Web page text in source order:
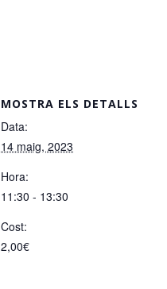
MOSTRA ELS DETALLS
Data:
14 maig, 2023
Hora:
11:30 - 13:30
Cost:
2,00€